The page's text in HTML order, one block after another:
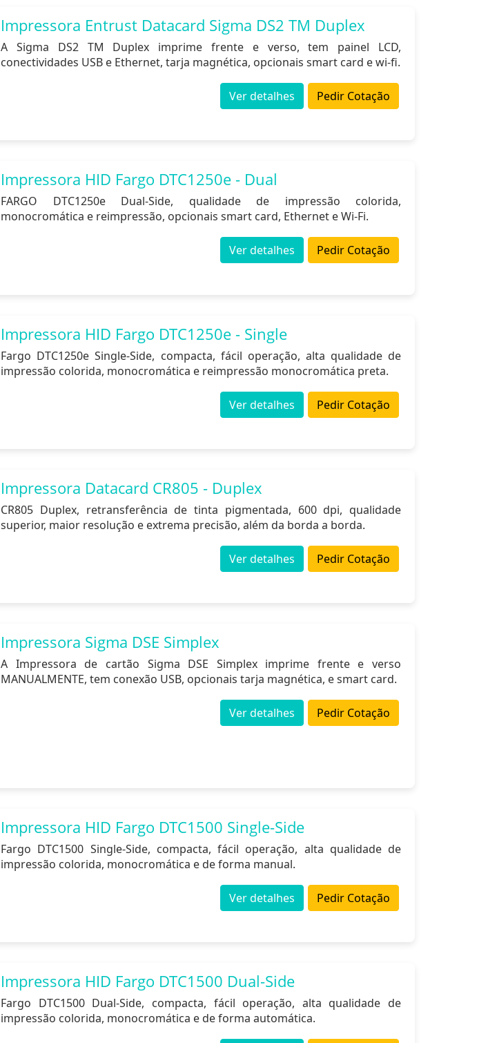
Impressora Entrust Datacard Sigma DS2 TM Duplex
A Sigma DS2 TM Duplex imprime frente e verso, tem painel LCD,
conectividades USB e Ethernet, tarja magnética, opcionais smart card e wi-fi.
Pedir Cotação
Ver detalhes
Impressora HID Fargo DTC1250e - Dual
FARGO DTC1250e Dual-Side, qualidade de impressão colorida,
monocromática e reimpressão, opcionais smart card, Ethernet e Wi-Fi.
Pedir Cotação
Ver detalhes
Impressora HID Fargo DTC1250e - Single
Fargo DTC1250e Single-Side, compacta, fácil operação, alta qualidade de
impressão colorida, monocromática e reimpressão monocromática preta.
Pedir Cotação
Ver detalhes
Impressora Datacard CR805 - Duplex
CR805 Duplex, retransferência de tinta pigmentada, 600 dpi, qualidade
superior, maior resolução e extrema precisão, além da borda a borda.
Pedir Cotação
Ver detalhes
Impressora Sigma DSE Simplex
A Impressora de cartão Sigma DSE Simplex imprime frente e verso
MANUALMENTE, tem conexão USB, opcionais tarja magnética, e smart card.
Pedir Cotação
Ver detalhes
Impressora HID Fargo DTC1500 Single-Side
Fargo DTC1500 Single-Side, compacta, fácil operação, alta qualidade de
impressão colorida, monocromática e de forma manual.
Pedir Cotação
Ver detalhes
Impressora HID Fargo DTC1500 Dual-Side
Fargo DTC1500 Dual-Side, compacta, fácil operação, alta qualidade de
impressão colorida, monocromática e de forma automática.